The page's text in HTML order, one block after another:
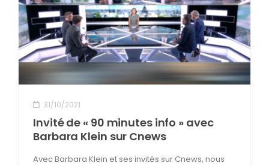
31/10/2021
Invité de « 90 minutes info » avec
Barbara Klein sur Cnews
Avec Barbara Klein et ses invités sur Cnews, nous